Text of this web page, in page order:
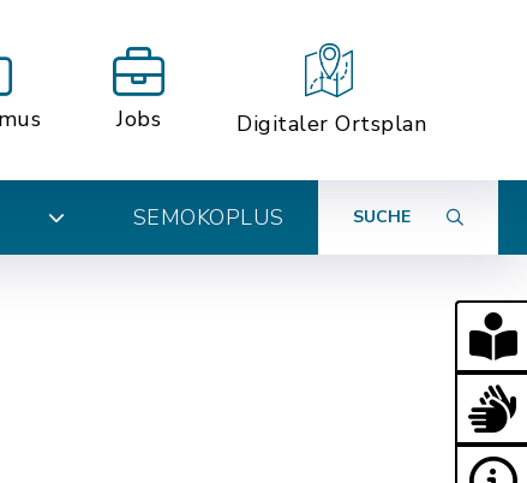
Jobs Digitaler Ortsplan
SEMOKOPLUS SUCHE